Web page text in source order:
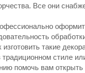
Все они
такие
стиле
помочь вам